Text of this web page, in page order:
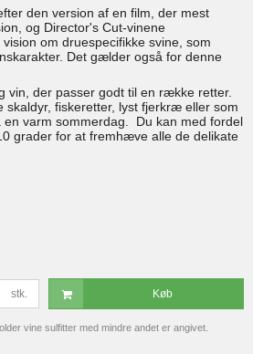
den version af en film, der mest
og Director's Cut-vinene
om druespecifikke svine, som
Det gælder også for denne
vin, der passer godt til en række retter.
skaldyr, fiskeretter, lyst fjerkræ eller som
en varm sommerdag. Du kan med fordel
grader for at fremhæve alle de delikate
stk. Køb
vine sulfitter med mindre andet er angivet.